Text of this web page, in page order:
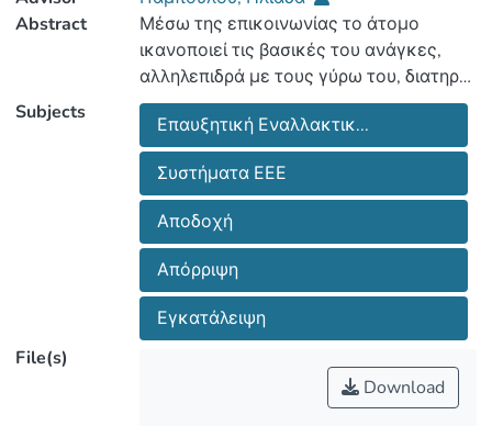
Abstract
Μέσω της επικοινωνίας το άτομο
ικανοποιεί τις βασικές του ανάγκες,
αλληλεπιδρά με τους γύρω του, διατηρεί
τη συμμετοχή του στη κοινωνία και
είναι ανεξάρτητο σε ένα μεγάλο βαθμό.
Εντούτοις, υπάρχουν ενήλικα άτομα
που λόγω σύνθετων επικοινωνιακών
διαταραχών δεν είναι σε θέση να
επικοινωνήσουν. Ένα μέσο για
εξασφάλιση της επικοινωνίας τους είναι
η χρήση συστημάτων Επαυξητικής και
Εναλλακτικής Επικοινωνίας. Στόχος της
παρούσας μελέτης είναι η διερεύνηση
των εμπειριών των ειδικών και των
φροντιστών ατόμων με σύνθετες
Subjects
Επαυξητική Εναλλακτικ...
Συστήματα ΕΕΕ
Αποδοχή
Απόρριψη
Εγκατάλειψη
File(s)
Download